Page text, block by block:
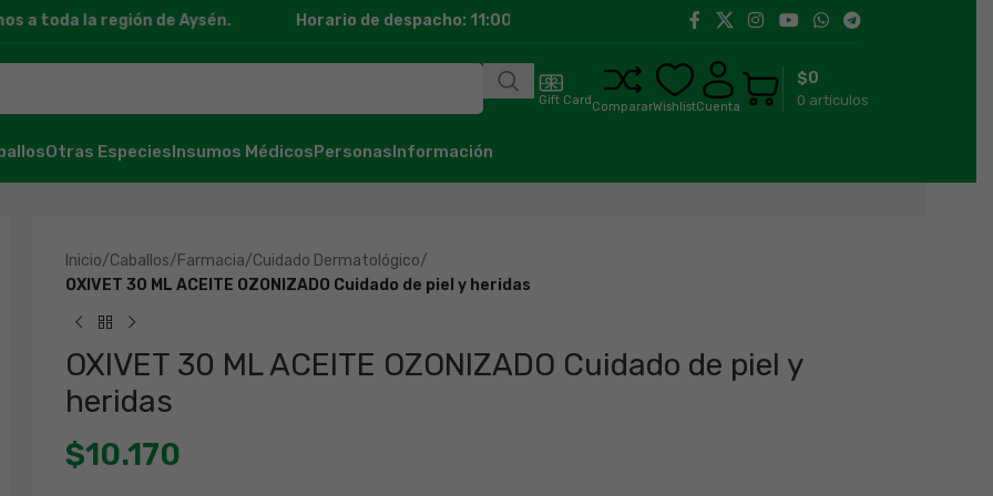
a toda la región de Aysén. Horario de despacho: 11:00 h a 18:00 h Llegamos a toda la región de Aysén.
Gift CardCompararWishlistCuenta 0 artículos
$0
Otras EspeciesInsumos MédicosPersonasInformación
Inicio/Caballos/Farmacia/Cuidado Dermatológico/
OXIVET 30 ML ACEITE OZONIZADO Cuidado de piel y heridas
OXIVET 30 ML ACEITE OZONIZADO Cuidado de piel y
heridas
$10.170